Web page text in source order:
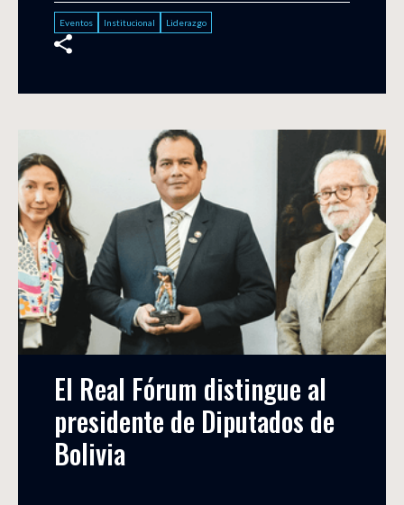
Eventos Institucional Liderazgo
El Real Fórum distingue al
presidente de Diputados de
Bolivia